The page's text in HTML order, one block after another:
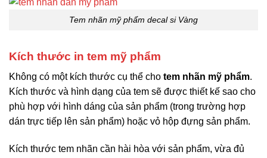
Tem nhãn mỹ phẩm decal si Vàng
Kích thước in tem mỹ phẩm
Không có một kích thước cụ thể cho tem nhãn mỹ phẩm.
Kích thước và hình dạng của tem sẽ được thiết kế sao cho
phù hợp với hình dáng của sản phẩm (trong trường hợp
dán trực tiếp lên sản phẩm) hoặc vỏ hộp đựng sản phẩm.
Kích thước tem nhãn cần hài hòa với sản phẩm, vừa đủ